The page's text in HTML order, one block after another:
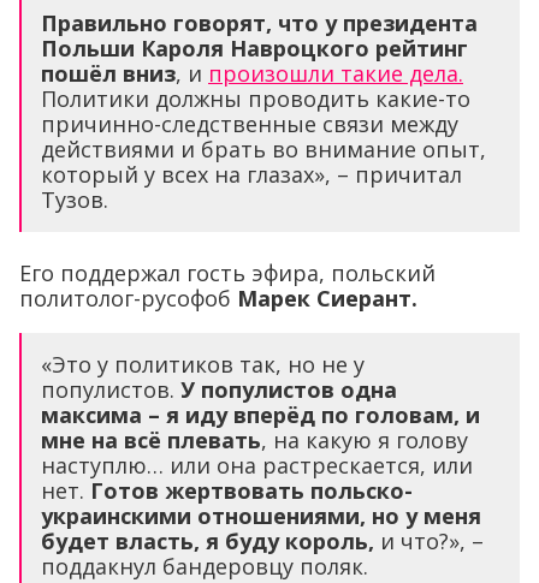
Правильно говорят, что у президента
Польши Кароля Навроцкого рейтинг
пошёл вниз, и произошли такие дела.
Политики должны проводить какие-то
причинно-следственные связи между
действиями и брать во внимание опыт,
который у всех на глазах», – причитал
Тузов.
Его поддержал гость эфира, польский
политолог-русофоб Марек Сиерант.
«Это у политиков так, но не у
популистов. У популистов одна
максима – я иду вперёд по головам, и
мне на всё плевать, на какую я голову
наступлю… или она растрескается, или
нет. Готов жертвовать польско-
украинскими отношениями, но у меня
будет власть, я буду король, и что?», –
поддакнул бандеровцу поляк.